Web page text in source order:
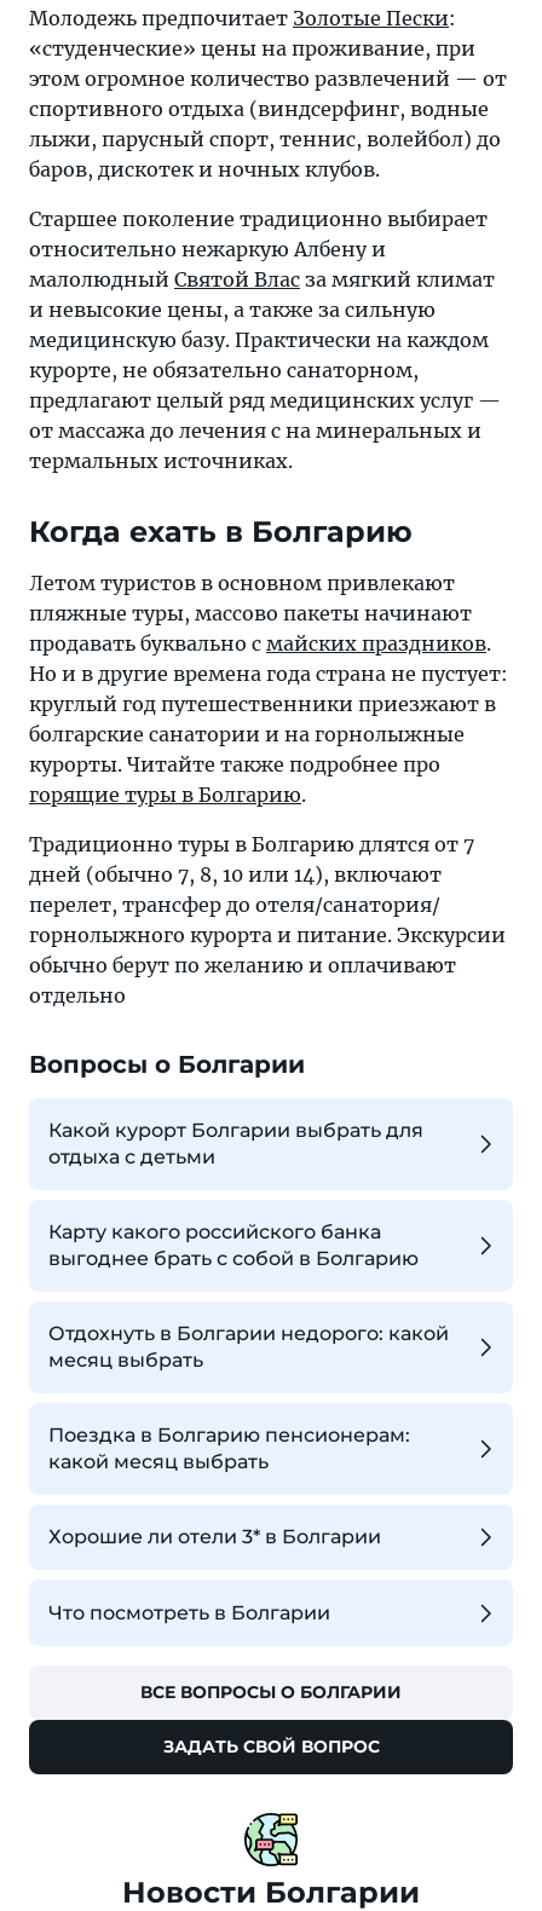
Молодежь предпочитает Золотые Пески:
«студенческие» цены на проживание, при
этом огромное количество развлечений — от
спортивного отдыха (виндсерфинг, водные
лыжи, парусный спорт, теннис, волейбол) до
баров, дискотек и ночных клубов.
Старшее поколение традиционно выбирает
относительно нежаркую Албену и
малолюдный Святой Влас за мягкий климат
и невысокие цены, а также за сильную
медицинскую базу. Практически на каждом
курорте, не обязательно санаторном,
предлагают целый ряд медицинских услуг —
от массажа до лечения с на минеральных и
термальных источниках.
Когда ехать в Болгарию
Летом туристов в основном привлекают
пляжные туры, массово пакеты начинают
продавать буквально с майских праздников.
Но и в другие времена года страна не пустует:
круглый год путешественники приезжают в
болгарские санатории и на горнолыжные
курорты. Читайте также подробнее про
горящие туры в Болгарию.
Традиционно туры в Болгарию длятся от 7
дней (обычно 7, 8, 10 или 14), включают
перелет, трансфер до отеля/санатория/
горнолыжного курорта и питание. Экскурсии
обычно берут по желанию и оплачивают
отдельно
Вопросы о Болгарии
Какой курорт Болгарии выбрать для
отдыха с детьми
Карту какого российского банка
выгоднее брать с собой в Болгарию
Отдохнуть в Болгарии недорого: какой
месяц выбрать
Поездка в Болгарию пенсионерам:
какой месяц выбрать
Хорошие ли отели 3* в Болгарии
Что посмотреть в Болгарии
ВСЕ ВОПРОСЫ О БОЛГАРИИ
ЗАДАТЬ СВОЙ ВОПРОС
Новости Болгарии